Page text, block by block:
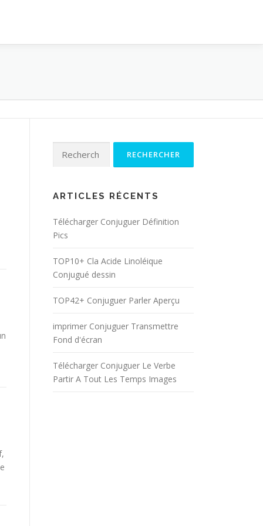
Rechercher :
ARTICLES RÉCENTS
Télécharger Conjuguer Définition
Pics
TOP10+ Cla Acide Linoléique
Conjugué dessin
TOP42+ Conjuguer Parler Aperçu
imprimer Conjuguer Transmettre
Fond d'écran
Télécharger Conjuguer Le Verbe
Partir A Tout Les Temps Images